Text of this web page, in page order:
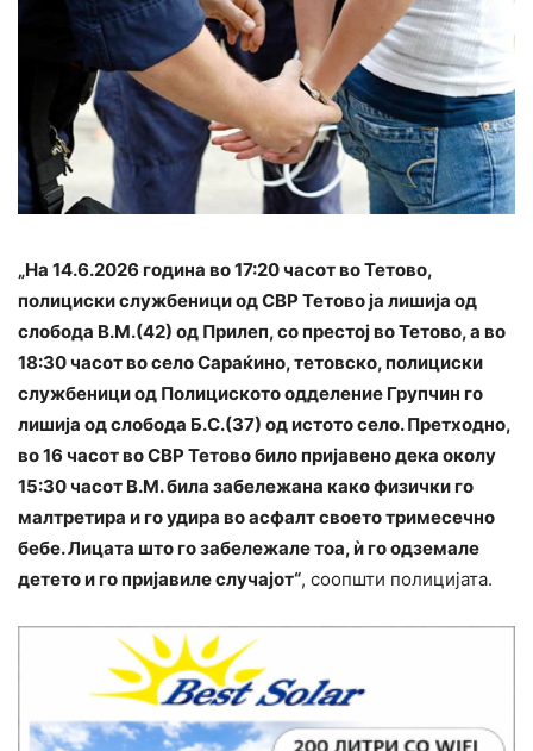
„На 14.6.2026 година во 17:20 часот во Тетово,
полициски службеници од СВР Тетово ја лишија од
слобода В.М.(42) од Прилеп, со престој во Тетово, а во
18:30 часот во село Сараќино, тетовско, полициски
службеници од Полициското одделение Групчин го
лишија од слобода Б.С.(37) од истото село. Претходно,
во 16 часот во СВР Тетово било пријавено дека околу
15:30 часот В.М. била забележана како физички го
малтретира и го удира во асфалт своето тримесечно
бебе. Лицата што го забележале тоа, ѝ го одземале
детето и го пријавиле случајот“, соопшти полицијата.